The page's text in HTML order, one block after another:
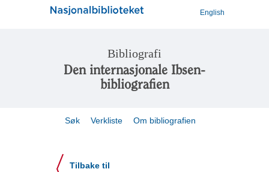
English
Bibliografi
Den internasjonale Ibsen-
bibliografien
Søk Verkliste Om bibliografien
Tilbake til